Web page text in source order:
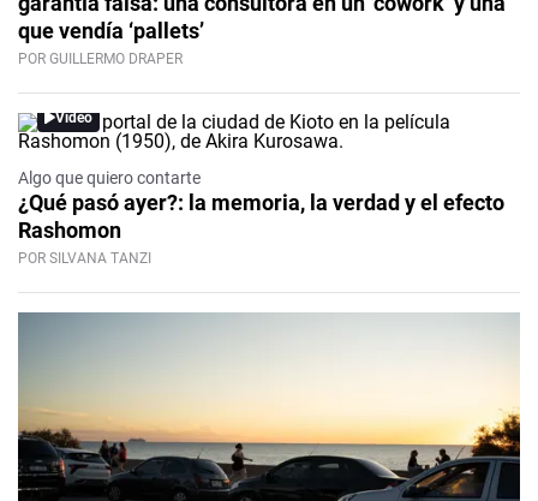
que vendía ‘pallets’
POR GUILLERMO DRAPER
Video
Algo que quiero contarte
¿Qué pasó ayer?: la memoria, la verdad y el efecto
Rashomon
POR SILVANA TANZI